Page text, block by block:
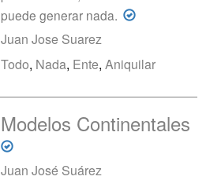
puede generar nada.
Juan Jose Suarez
Todo, Nada, Ente,Aniquilar
Modelos Continentales
Juan José Suárez